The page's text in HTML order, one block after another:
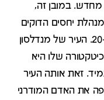
מחדש. במובן זה,
יחסים הדוקים
עם הפריים הקולנועי בתחילת המאה ה-20. העיר של מנדלסון
שלו היא
זאת אותה העיר
זימל (1903), שמציפה את האדם המודרני